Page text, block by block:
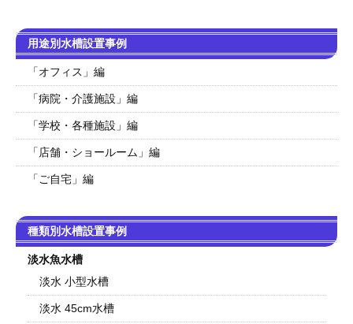
用途別水槽設置事例
「オフィス」編
「病院・介護施設」編
「学校・各種施設」編
「店舗・ショールーム」編
「ご自宅」編
種類別水槽設置事例
淡水魚水槽
淡水 小型水槽
淡水 45cm水槽